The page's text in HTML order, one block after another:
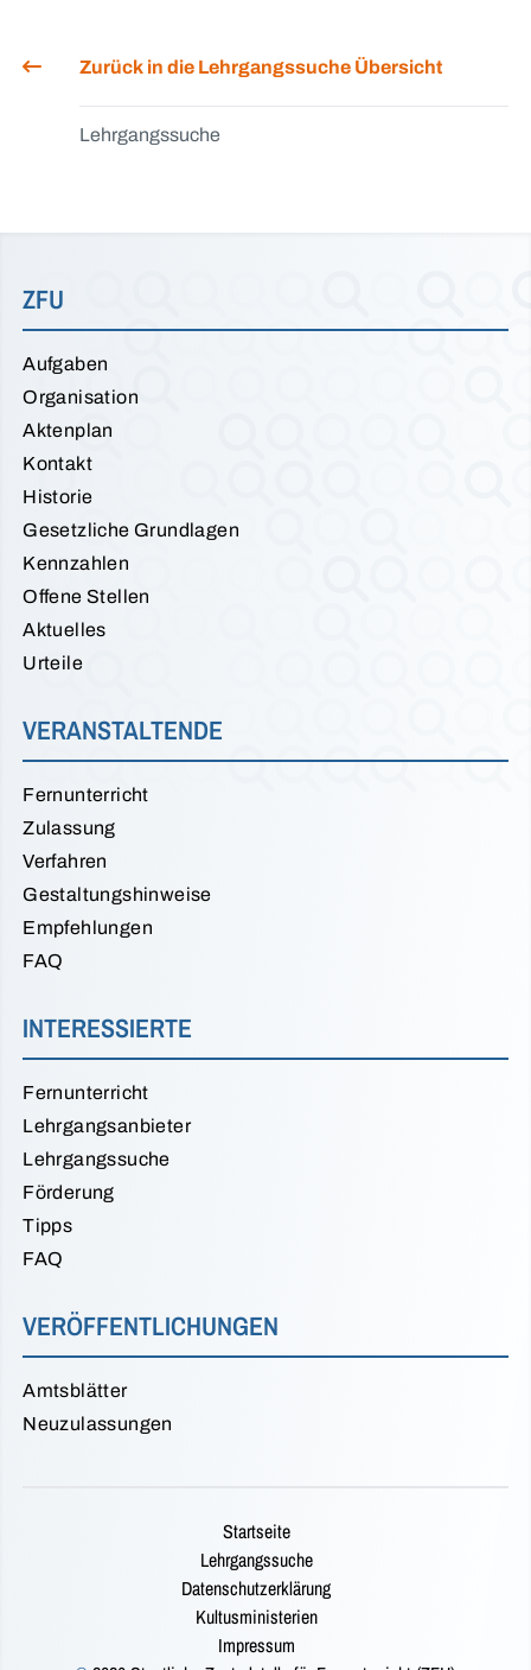
Zurück in die Lehrgangssuche Übersicht
Lehrgangssuche
ZFU
Aufgaben
Organisation
Aktenplan
Kontakt
Historie
Gesetzliche Grundlagen
Kennzahlen
Offene Stellen
Aktuelles
Urteile
VERANSTALTENDE
Fernunterricht
Zulassung
Verfahren
Gestaltungshinweise
Empfehlungen
FAQ
INTERESSIERTE
Fernunterricht
Lehrgangsanbieter
Lehrgangssuche
Förderung
Tipps
FAQ
VERÖFFENTLICHUNGEN
Amtsblätter
Neuzulassungen
Startseite
Lehrgangssuche
Datenschutzerklärung
Kultusministerien
Impressum